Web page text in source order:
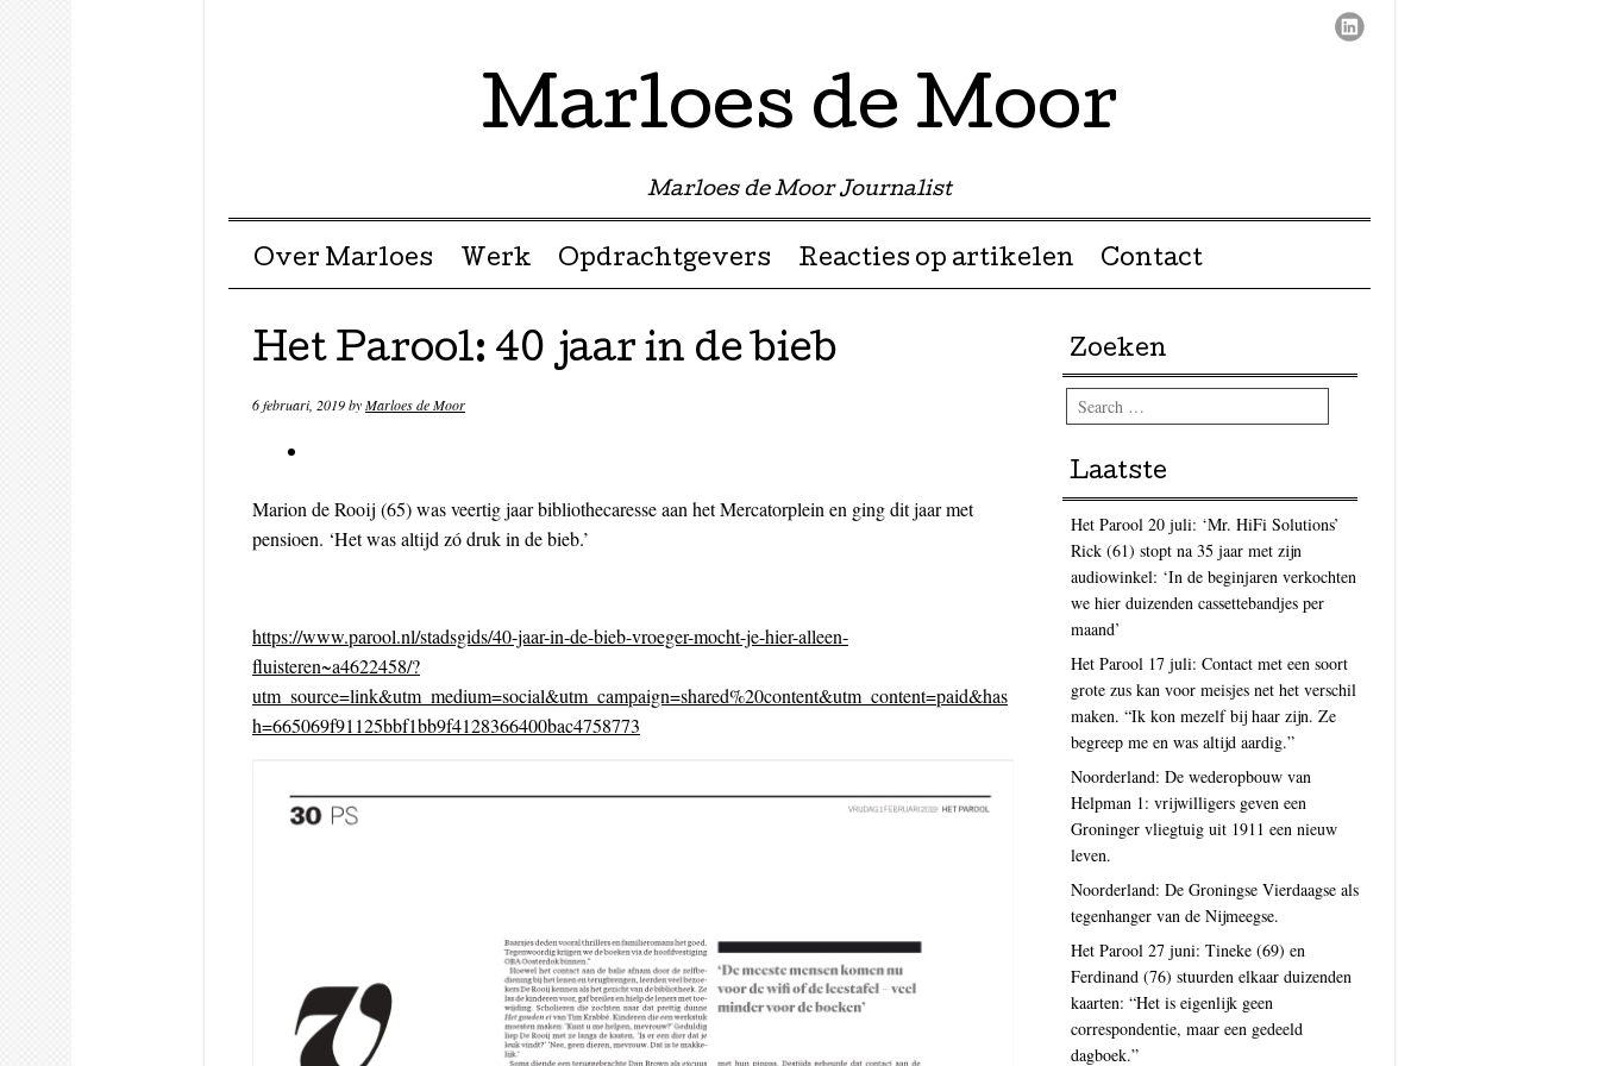
Marloes de Moor
Marloes de Moor Journalist
Menu ☰
Skip to content
Over Marloes Werk Opdrachtgevers Reacties op artikelen Contact
Het Parool: 40 jaar in de bieb
6 februari, 2019byMarloes de Moor
Marion de Rooij (65) was veertig jaar bibliothecaresse aan het Mercatorplein en ging dit jaar met
pensioen. ‘Het was altijd zó druk in de bieb.’
https://www.parool.nl/stadsgids/40-jaar-in-de-bieb-vroeger-mocht-je-hier-alleen-
fluisteren~a4622458/?
utm_source=link&utm_medium=social&utm_campaign=shared%20content&utm_content=paid&has
h=665069f91125bbf1bb9f4128366400bac4758773
Zoeken
Search
Laatste
Het Parool 20 juli: ‘Mr. HiFi Solutions’
Rick (61) stopt na 35 jaar met zijn
audiowinkel: ‘In de beginjaren verkochten
we hier duizenden cassettebandjes per
maand’
Het Parool 17 juli: Contact met een soort
grote zus kan voor meisjes net het verschil
maken. “Ik kon mezelf bij haar zijn. Ze
begreep me en was altijd aardig.”
Noorderland: De wederopbouw van
Helpman 1: vrijwilligers geven een
Groninger vliegtuig uit 1911 een nieuw
leven.
Noorderland: De Groningse Vierdaagse als
tegenhanger van de Nijmeegse.
Het Parool 27 juni: Tineke (69) en
Ferdinand (76) stuurden elkaar duizenden
kaarten: “Het is eigenlijk geen
correspondentie, maar een gedeeld
dagboek.”